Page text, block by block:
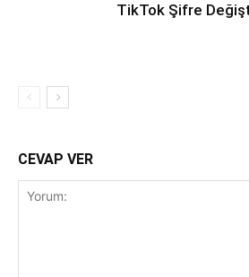
TikTok Şifre
CEVAP VER